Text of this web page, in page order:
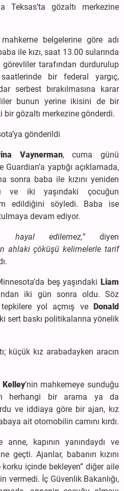
Teksas’ta gözaltı merkezine
mahkeme belgelerine göre adı
ile kızı, saat 13.00 sularında
tarafından durdurulup
bir federal yargıç,
serbest bırakılmasına karar
bunun yerine ikisini de bir
bir gözaltı merkezine gönderdi.
gönderildi
Vaynerman, cuma günü
yaptığı açıklamada,
sonra baba ile kızını yeniden
ve iki yaşındaki çocuğun
edildiğini söyledi. Baba ise
devam ediyor.
hayal edilemez,”diyen
ahlaki çöküşü kelimelerle tarif
beş yaşındaki Liam
iki gün sonra oldu. Söz
yol açmış ve Donald
sert baskı politikalarına yönelik
küçük kız arabadayken aracın
Kelley’nin mahkemeye sunduğu
herhangi bir arama ya da
ve iddiaya göre bir ajan, kız
ait otomobilin camını kırdı.
anne, kapının yanındaydı ve
geçti. Ajanlar, babanın kızını
içinde bekleyen” diğer aile
vermedi. İç Güvenlik Bakanlığı,